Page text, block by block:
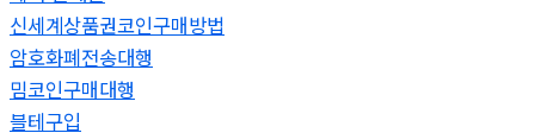
신세계상품권코인구매방법
암호화폐전송대행
밈코인구매대행
블테구입